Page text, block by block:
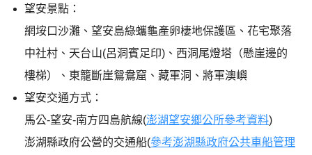
望安景點：
網垵口沙灘、望安島綠蠵龜產卵棲地保護區、花宅聚落
中社村、天台山(呂洞賓足印)、西洞尾燈塔（懸崖邊的
樓梯）、東籠斷崖鴛鴦窟、藏軍洞、將軍澳嶼
望安交通方式：
馬公-望安-南方四島航線(澎湖望安鄉公所參考資料)
澎湖縣政府公營的交通船(參考澎湖縣政府公共車船管理